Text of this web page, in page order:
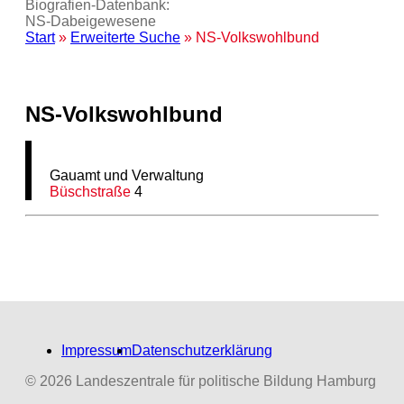
Biografien-Datenbank:
NS‑Dabeigewesene
Start» Erweiterte Suche » NS-Volkswohlbund
NS-Volkswohlbund
Gauamt und Verwaltung
Büschstraße 4
ImpressumDatenschutzerklärung
© 2026 Landeszentrale für politische Bildung Hamburg